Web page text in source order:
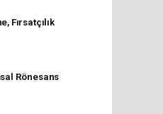
Fırsatçılık
Rönesans